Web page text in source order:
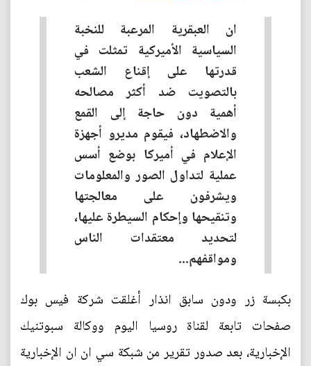
ان العبقرية المرعبة للنخبة
السياسية الأميركية تمثلت في
قدرتها على إقناع الشعب
بالتصويت ضد أكثر مصالحه
أهمية دون حاجة إلى القمع
والاضطهاد، فيقوم مديرو أجهزة
الإعلام في أميركا بوضع أسس
عملية لتداول الصور والمعلومات
ويشرفون على معالجتها
وتنقيحها وإحكام السيطرة عليها،
لتحديد معتقدات الناس
ومواقفهم...
بكبسة زر ودون سابق انذار أغلقت شركة فيس بوك
صفحات تابعة لقناة روسيا اليوم ووكالة سبوتنيك
الإخبارية، بعد صدور تقرير من شبكة سي ان ان الإخبارية